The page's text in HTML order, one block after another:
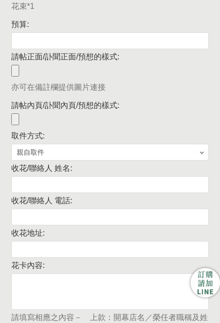
花束*1
預算:
請帖正面/訃聞正面/預想的樣式:
亦可在備註欄提供圖片連接
請帖內頁/訃聞內頁/預想的樣式:
取件方式:
收花/聯絡人 姓名:
收花/聯絡人 電話:
收花地址:
花卡內容:
請填寫相應之內容－ 上款：開幕店名／榮任者職稱及姓